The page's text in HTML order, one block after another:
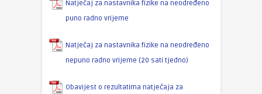
Natječaj za nastavnika fizike na neodređeno
puno radno vrijeme
Natječaj za nastavnika fizike na neodređeno
nepuno radno vrijeme (20 sati tjedno)
Obavijest o rezultatima natječaja za